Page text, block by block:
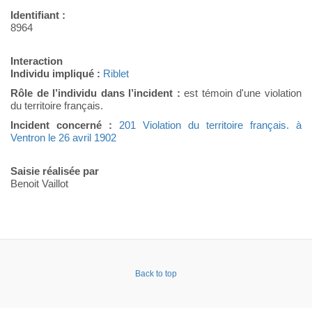
Identifiant :
8964
Interaction
Individu impliqué : Riblet
Rôle de l’individu dans l’incident : est témoin d'une violation
du territoire français.
Incident concerné :
201 Violation du territoire français. à
Ventron le 26 avril 1902
Saisie réalisée par
Benoit Vaillot
Back to top